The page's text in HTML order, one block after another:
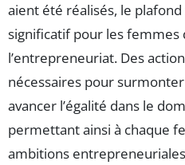
aient été réalisés, le
significatif pour les femmes
l’entrepreneuriat. Des
nécessaires pour
avancer l’égalité dans le
permettant ainsi à chaque
ambitions